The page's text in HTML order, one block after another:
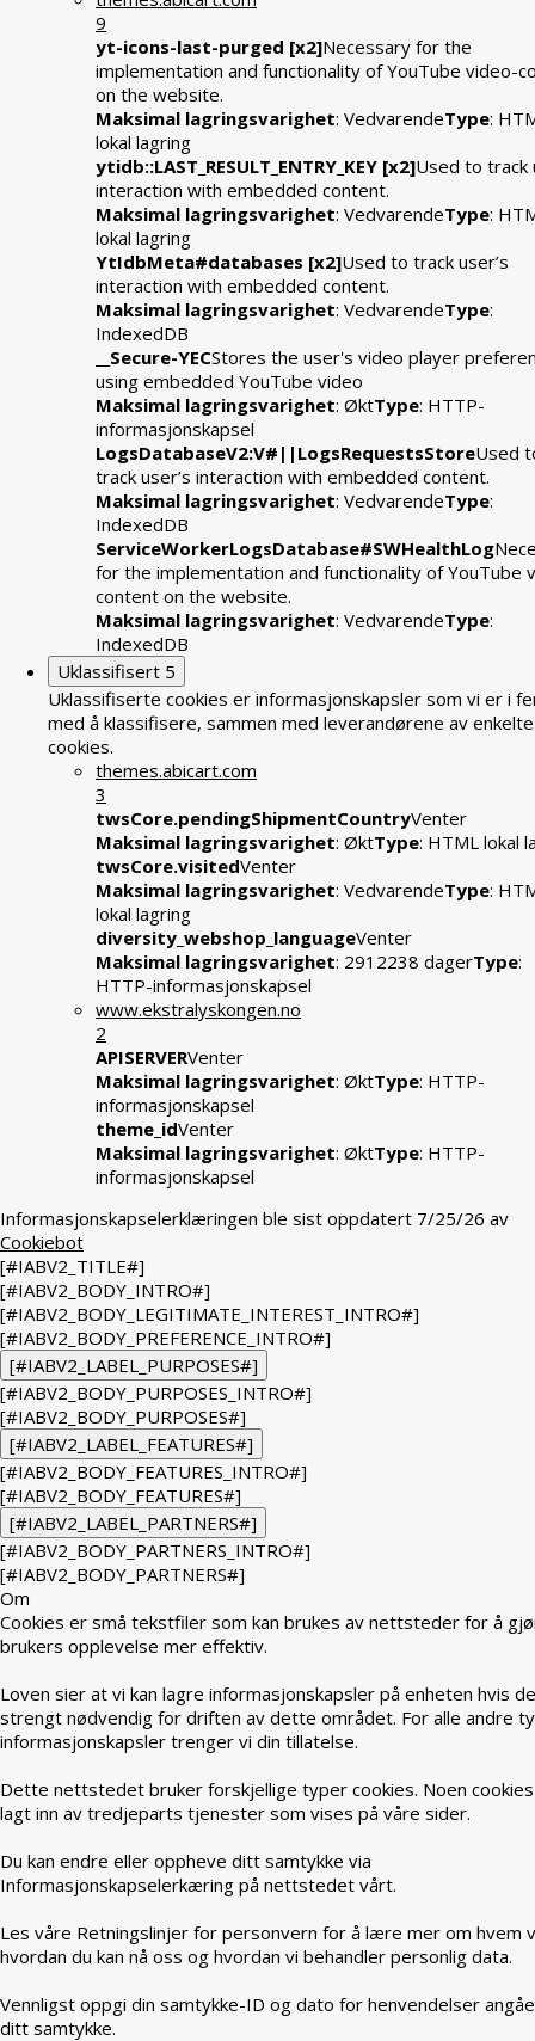
9
yt-icons-last-purged [x2]Necessary for the
implementation and functionality of YouTube video-
on the website.
Maksimal lagringsvarighet: VedvarendeType:
lokal lagring
ytidb::LAST_RESULT_ENTRY_KEY [x2]Used to track
interaction with embedded content.
Maksimal lagringsvarighet: VedvarendeType:
lokal lagring
YtIdbMeta#databases [x2]Used to track user’s
interaction with embedded content.
Maksimal lagringsvarighet: VedvarendeType:
IndexedDB
__Secure-YECStores the user's video player
using embedded YouTube video
Maksimal lagringsvarighet: ØktType: HTTP-
informasjonskapsel
LogsDatabaseV2:V#||LogsRequestsStoreUsed
track user’s interaction with embedded content.
Maksimal lagringsvarighet: VedvarendeType:
IndexedDB
ServiceWorkerLogsDatabase#SWHealthLog
for the implementation and functionality of YouTube
content on the website.
Maksimal lagringsvarighet: VedvarendeType:
IndexedDB
Uklassifisert 5
Uklassifiserte cookies er informasjonskapsler som vi er i
med å klassifisere, sammen med leverandørene av enkelte
cookies.
themes.abicart.com
3
twsCore.pendingShipmentCountryVenter
Maksimal lagringsvarighet: ØktType: HTML lokal
twsCore.visitedVenter
Maksimal lagringsvarighet: VedvarendeType:
lokal lagring
diversity_webshop_languageVenter
Maksimal lagringsvarighet: 2912238 dagerType:
HTTP-informasjonskapsel
www.ekstralyskongen.no
2
APISERVERVenter
Maksimal lagringsvarighet: ØktType: HTTP-
informasjonskapsel
theme_idVenter
Maksimal lagringsvarighet: ØktType: HTTP-
informasjonskapsel
Informasjonskapselerklæringen ble sist oppdatert 7/25/26 av
Cookiebot
[#IABV2_TITLE#]
[#IABV2_BODY_INTRO#]
[#IABV2_BODY_LEGITIMATE_INTEREST_INTRO#]
[#IABV2_BODY_PREFERENCE_INTRO#]
[#IABV2_LABEL_PURPOSES#]
[#IABV2_BODY_PURPOSES_INTRO#]
[#IABV2_BODY_PURPOSES#]
[#IABV2_LABEL_FEATURES#]
[#IABV2_BODY_FEATURES_INTRO#]
[#IABV2_BODY_FEATURES#]
[#IABV2_LABEL_PARTNERS#]
[#IABV2_BODY_PARTNERS_INTRO#]
[#IABV2_BODY_PARTNERS#]
Om
Cookies er små tekstfiler som kan brukes av nettsteder for å
brukers opplevelse mer effektiv.
Loven sier at vi kan lagre informasjonskapsler på enheten hvis
strengt nødvendig for driften av dette området. For alle andre
informasjonskapsler trenger vi din tillatelse.
Dette nettstedet bruker forskjellige typer cookies. Noen
lagt inn av tredjeparts tjenester som vises på våre sider.
Du kan endre eller oppheve ditt samtykke via
Informasjonskapselerkæring på nettstedet vårt.
Les våre Retningslinjer for personvern for å lære mer om hvem
hvordan du kan nå oss og hvordan vi behandler personlig data.
Vennligst oppgi din samtykke-ID og dato for henvendelser
ditt samtykke.